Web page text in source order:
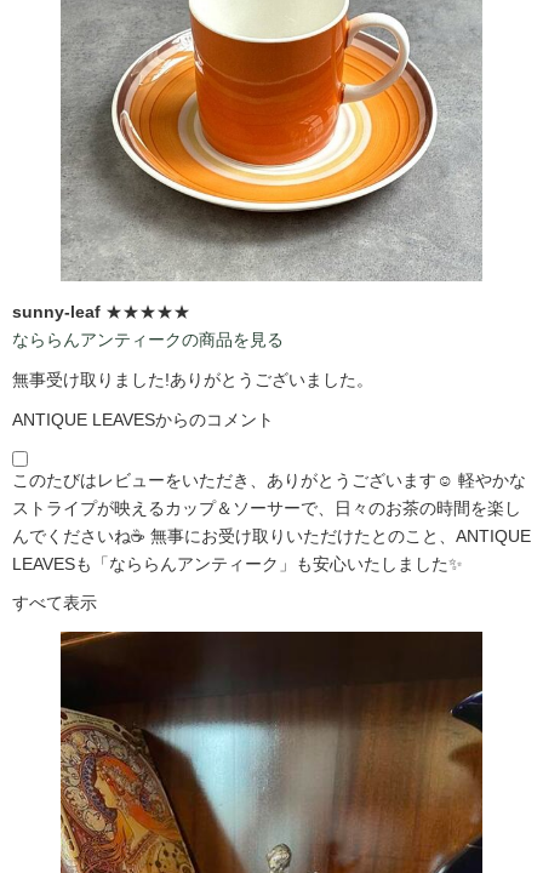
sunny-leaf ★★★★★
なららんアンティークの商品を見る
無事受け取りました!ありがとうございました。
ANTIQUE LEAVESからのコメント
このたびはレビューをいただき、ありがとうございます☺️ 軽やかな
ストライプが映えるカップ＆ソーサーで、日々のお茶の時間を楽し
んでくださいね☕ 無事にお受け取りいただけたとのこと、ANTIQUE
LEAVESも「なららんアンティーク」も安心いたしました✨
すべて表示